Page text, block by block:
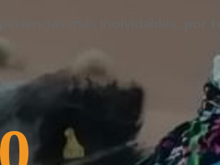
más inolvidables, por